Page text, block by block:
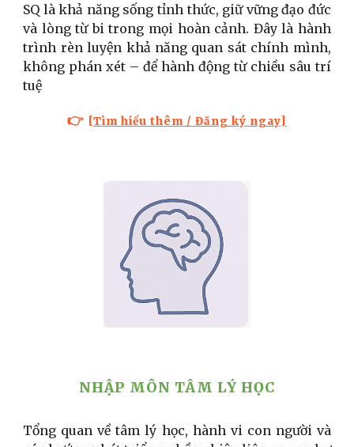
SQ là khả năng sống tỉnh thức, giữ vững đạo đức
và lòng từ bi trong mọi hoàn cảnh. Đây là hành
trình rèn luyện khả năng quan sát chính mình,
không phán xét – để hành động từ chiều sâu trí
tuệ
👉 [Tìm hiểu thêm / Đăng ký ngay]
NHẬP MÔN TÂM LÝ HỌC
Tổng quan về tâm lý học, hành vi con người và